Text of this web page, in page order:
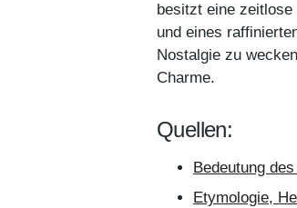
besitzt eine
und eines
Nostalgie zu
Charme.
Quellen:
Bedeutung
Etymologie,